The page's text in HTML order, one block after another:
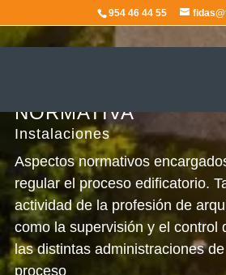
954 46 44 55
Instalaciones